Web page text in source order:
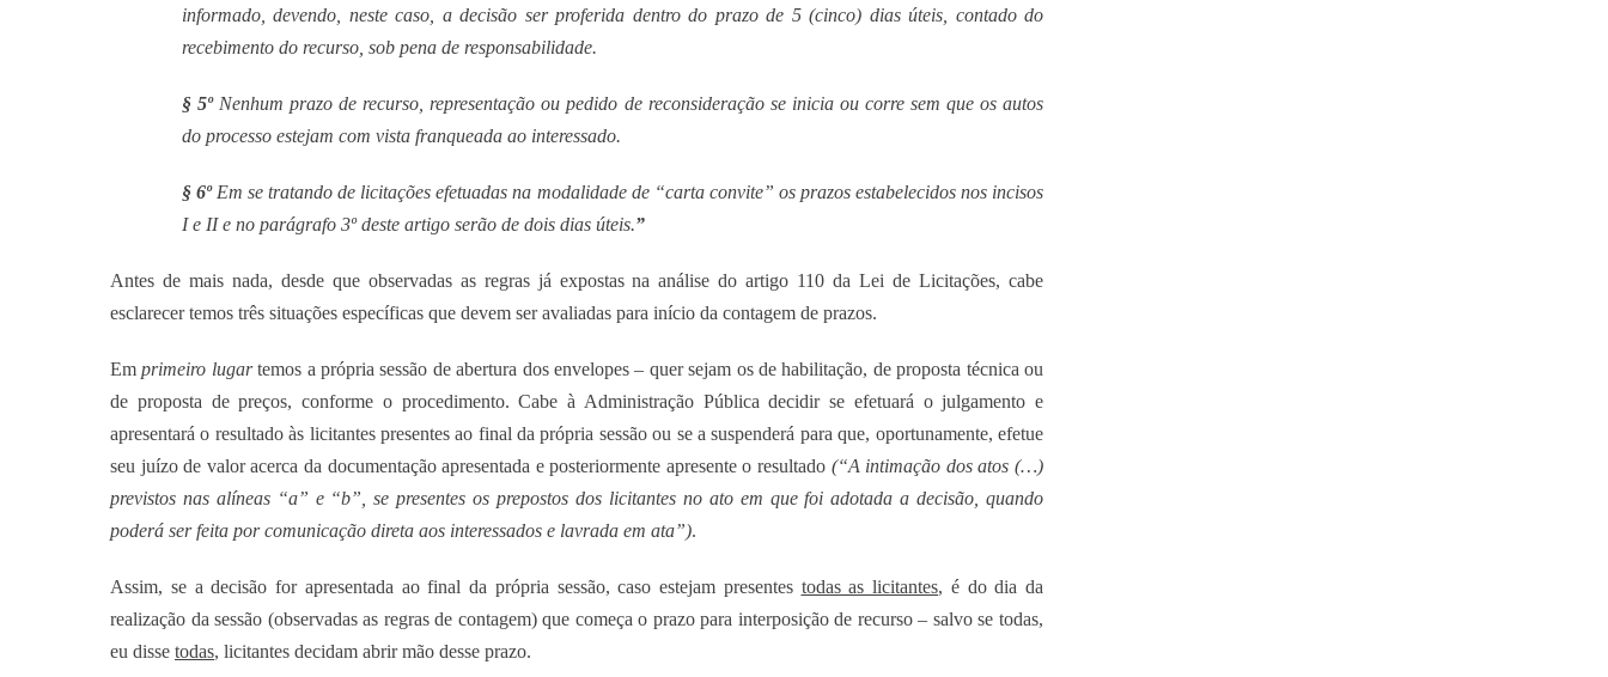
informado, devendo, neste caso, a decisão ser proferida dentro do prazo de 5 (cinco) dias úteis, contado do
recebimento do recurso, sob pena de responsabilidade.
§ 5ºNenhum prazo de recurso, representação ou pedido de reconsideração se inicia ou corre sem que os autos
do processo estejam com vista franqueada ao interessado.
§ 6ºEm se tratando de licitações efetuadas na modalidade de “carta convite” os prazos estabelecidos nos incisos
I e II e no parágrafo 3º deste artigo serão de dois dias úteis.”
Antes de mais nada, desde que observadas as regras já expostas na análise do artigo 110 da Lei de Licitações, cabe
esclarecer temos três situações específicas que devem ser avaliadas para início da contagem de prazos.
Emprimeiro lugartemos a própria sessão de abertura dos envelopes – quer sejam os de habilitação, de proposta técnica ou
de proposta de preços, conforme o procedimento. Cabe à Administração Pública decidir se efetuará o julgamento e
apresentará o resultado às licitantes presentes ao final da própria sessão ou se a suspenderá para que, oportunamente, efetue
seu juízo de valor acerca da documentação apresentada e posteriormente apresente o resultado (“A intimação dos atos (…)
previstos nas alíneas “a” e “b”, se presentes os prepostos dos licitantes no ato em que foi adotada a decisão, quando
poderá ser feita por comunicação direta aos interessados e lavrada em ata”).
Assim, se a decisão for apresentada ao final da própria sessão, caso estejam presentes todas as licitantes, é do dia da
realização da sessão (observadas as regras de contagem) que começa o prazo para interposição de recurso – salvo se todas,
eu disse todas, licitantes decidam abrir mão desse prazo.